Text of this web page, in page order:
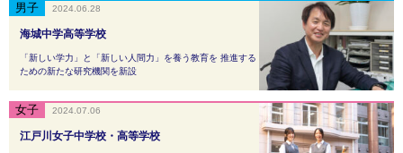
海城中学高等学校
「新しい学力」と「新しい人間力」を養う教育を 推進する
ための新たな研究機関を新設
2024.06.28
江戸川女子中学校・高等学校
2024.07.06